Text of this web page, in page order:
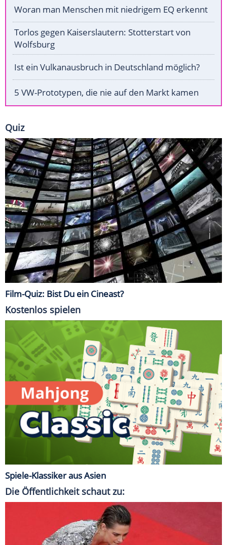
Woran man Menschen mit niedrigem EQ erkennt
Torlos gegen Kaiserslautern: Stotterstart von
Wolfsburg
Ist ein Vulkanausbruch in Deutschland möglich?
5 VW-Prototypen, die nie auf den Markt kamen
Quiz
Film-Quiz: Bist Du ein Cineast?
Kostenlos spielen
Spiele-Klassiker aus Asien
Die Öffentlichkeit schaut zu: